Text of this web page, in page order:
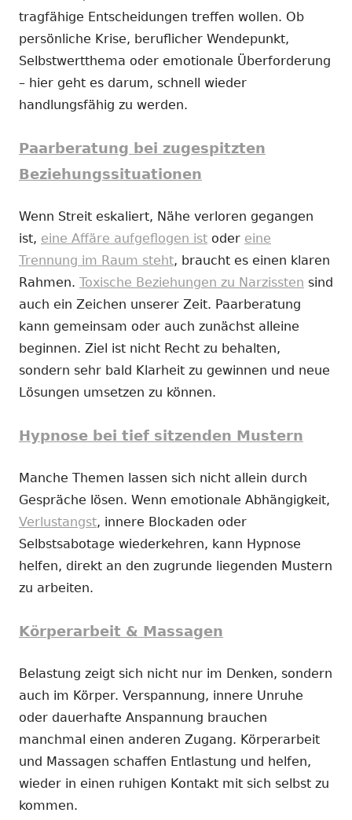
tragfähige Entscheidungen treffen wollen. Ob
persönliche Krise, beruflicher Wendepunkt,
Selbstwertthema oder emotionale Überforderung
– hier geht es darum, schnell wieder
handlungsfähig zu werden.
Paarberatung bei zugespitzten
Beziehungssituationen
Wenn Streit eskaliert, Nähe verloren gegangen
ist, eine Affäre aufgeflogen ist oder eine
Trennung im Raum steht, braucht es einen klaren
Rahmen. Toxische Beziehungen zu Narzissten sind
auch ein Zeichen unserer Zeit. Paarberatung
kann gemeinsam oder auch zunächst alleine
beginnen. Ziel ist nicht Recht zu behalten,
sondern sehr bald Klarheit zu gewinnen und neue
Lösungen umsetzen zu können.
Hypnose bei tief sitzenden Mustern
Manche Themen lassen sich nicht allein durch
Gespräche lösen. Wenn emotionale Abhängigkeit,
Verlustangst, innere Blockaden oder
Selbstsabotage wiederkehren, kann Hypnose
helfen, direkt an den zugrunde liegenden Mustern
zu arbeiten.
Körperarbeit & Massagen
Belastung zeigt sich nicht nur im Denken, sondern
auch im Körper. Verspannung, innere Unruhe
oder dauerhafte Anspannung brauchen
manchmal einen anderen Zugang. Körperarbeit
und Massagen schaffen Entlastung und helfen,
wieder in einen ruhigen Kontakt mit sich selbst zu
kommen.